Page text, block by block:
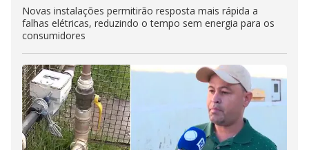
Novas instalações permitirão resposta mais rápida a
falhas elétricas, reduzindo o tempo sem energia para os
consumidores